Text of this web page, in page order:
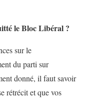
le Bloc Libéral ?
sur le
du parti sur
donné, il faut savoir
rétrécit et que vos